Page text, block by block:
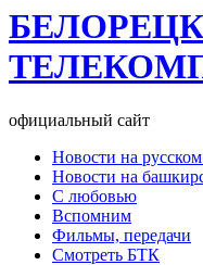
официальный сайт
Новости на
Новости на
С любовью
Вспомним
Фильмы, передачи
Смотреть БТК